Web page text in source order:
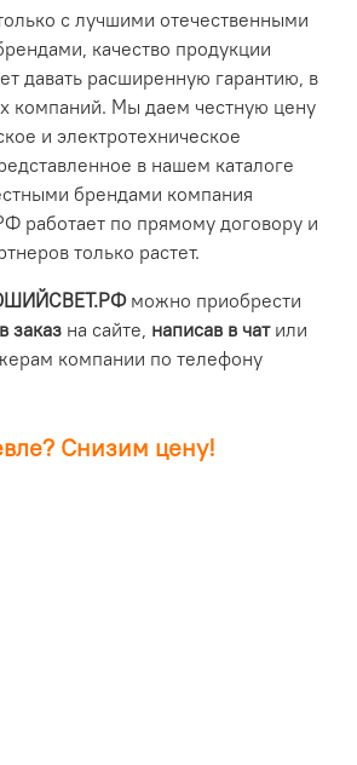
с лучшими отечественными
качество продукции
давать расширенную гарантию, в
компаний. Мы даем честную цену
и электротехническое
в нашем каталоге
брендами компания
работает по прямому договору и
только растет.
можно приобрести
заказ на сайте, написав в чатили
компании по телефону
Снизим цену!